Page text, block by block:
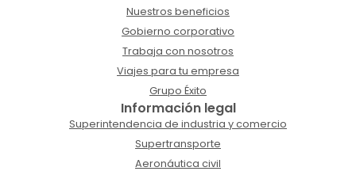
Nuestros beneficios
Gobierno corporativo
Trabaja con nosotros
Viajes para tu empresa
Grupo Éxito
Información legal
Superintendencia de industria y comercio
Supertransporte
Aeronáutica civil